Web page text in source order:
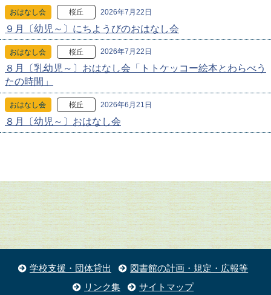
おはなし会 桜丘 2026年7月22日
９月〔幼児～〕にちようびのおはなし会
おはなし会 桜丘 2026年7月22日
８月〔乳幼児～〕おはなし会「トトケッコー絵本とわらべう
たの時間」
おはなし会 桜丘 2026年6月21日
８月〔幼児～〕おはなし会
学校支援・団体貸出
図書館の計画・規定・広報等
リンク集
サイトマップ